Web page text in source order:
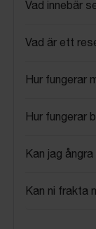
Vad innebär
Vad är ett
Hur fungerar
Hur fungerar
Kan jag
Kan ni frakta